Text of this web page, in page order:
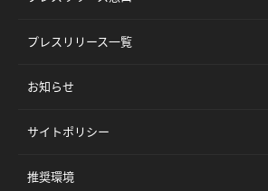
プレスリリース一覧
お知らせ
サイトポリシー
推奨環境